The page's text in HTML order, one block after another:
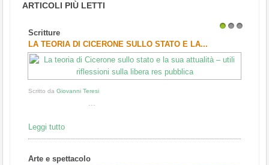
ARTICOLI PIÙ LETTI
Scritture
LA TEORIA DI CICERONE SULLO STATO E LA...
Scritto da Giovanni Teresi
...
Leggi tutto
Arte e spettacolo